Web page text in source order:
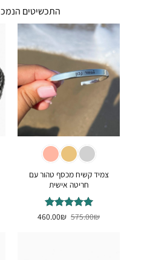
התכשיטים
צמיד קשיח מכסף טהור עם
חריטה אישית
דורג5 מתוך 575.00₪ המחיר
המקורי
460.00₪ המחיר